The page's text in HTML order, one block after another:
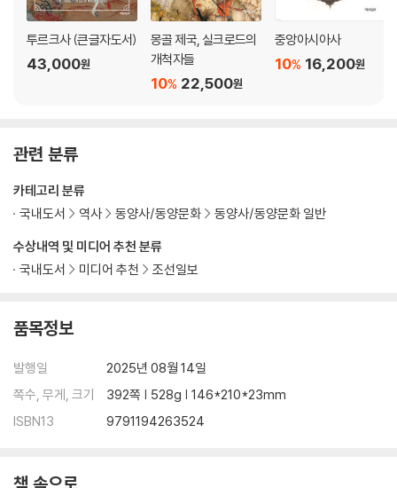
2. 우즈벡: 주치 울루스의 몽골계 투르크인(‘투르크-몽골인’)
3. 카자흐: 주치 울루스의 몽골계 투르크인(‘투르크-몽골인’)
4. 크림 타타르: 서부 주치 울루스의 몽골계 투르크인(‘투르크-몽골인’)
부록 2 투르크 민족들의 계보
부록 3 연대표
주
참고문헌
투르크사 (큰글자도서)
43,000원
몽골 제국, 실크로드의
개척자들
22,500원
10%
중앙아시아사
16,200원
10%
관련 분류
수상내역 및 미디어 추천 분류
국내도서
미디어 추천 조선일보
카테고리 분류
국내도서
역사 동양사/동양문화 동양사/동양문화 일반
품목정보
발행일
2025년 08월 14일
쪽수, 무게, 크기
392쪽 | 528g | 146*210*23mm
ISBN13
9791194263524
책 속으로